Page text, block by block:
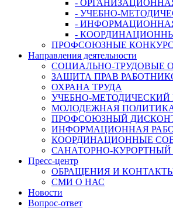
-
- УЧЕБНО-
-
-
ПРОФСОЮЗНЫЕ
Направления деятельности
СОЦИАЛЬНО-ТРУДОВЫЕ
ЗАЩИТА ПРАВ
ОХРАНА ТРУДА
УЧЕБНО-МЕТОДИЧЕСКИЙ
МОЛОДЕЖНАЯ
ПРОФСОЮЗНЫЙ
ИНФОРМАЦИОННАЯ
КООРДИНАЦИОННЫЕ
САНАТОРНО-
Пресс-центр
ОБРАЩЕНИЯ И
СМИ О НАС
Новости
Вопрос-ответ